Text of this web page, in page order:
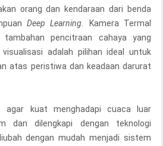
orang dan kendaraan dari benda
Deep Learning.
Kamera Termal
tambahan pencitraan cahaya yang
adalah pilihan ideal untuk
atas peristiwa dan keadaan darurat
agar kuat menghadapi cuaca luar
dan dilengkapi dengan teknologi
dengan mudah menjadi sistem